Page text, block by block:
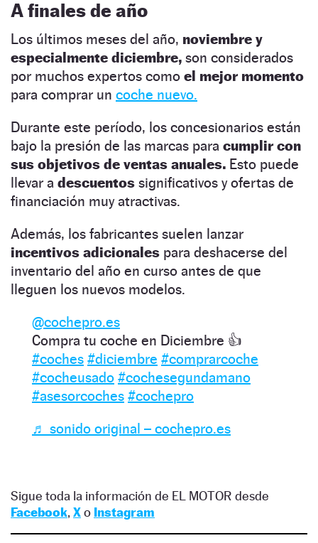
A finales de año
Los últimos meses del año, noviembre y
especialmente diciembre, son considerados
por muchos expertos como el mejor momento
para comprar un coche nuevo.
Durante este período, los concesionarios están
bajo la presión de las marcas para cumplir con
sus objetivos de ventas anuales. Esto puede
llevar a descuentos significativos y ofertas de
financiación muy atractivas.
Además, los fabricantes suelen lanzar
incentivos adicionales para deshacerse del
inventario del año en curso antes de que
lleguen los nuevos modelos.
@cochepro.es
Compra tu coche en Diciembre 👍
#coches #diciembre #comprarcoche
#cocheusado #cochesegundamano
#asesorcoches #cochepro
♬ sonido original – cochepro.es
Sigue toda la información de EL MOTOR desde
Facebook, Xo Instagram